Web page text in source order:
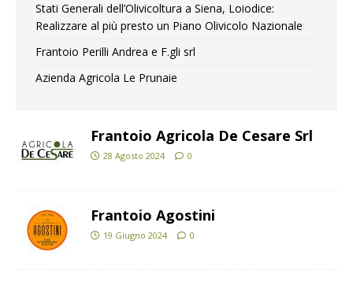
Stati Generali dell’Olivicoltura a Siena, Loiodice:
Realizzare al più presto un Piano Olivicolo Nazionale
Frantoio Perilli Andrea e F.gli srl
Azienda Agricola Le Prunaie
Frantoio Agricola De Cesare Srl
28 Agosto 2024 0
Frantoio Agostini
19 Giugno 2024 0